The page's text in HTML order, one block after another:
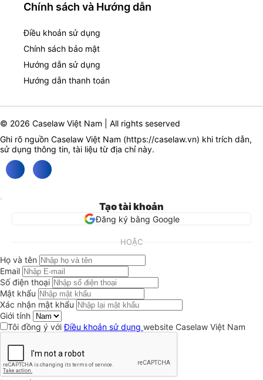
Chính sách và Hướng dẫn
Điều khoản sử dụng
Chính sách bảo mật
Hướng dẫn sử dụng
Hướng dẫn thanh toán
© 2026 Caselaw Việt Nam | All rights seserved
Ghi rõ nguồn Caselaw Việt Nam (https://caselaw.vn) khi trích dẫn,
sử dụng thông tin, tài liệu từ địa chỉ này.
Tạo tài khoản
Đăng ký bằng Google
HOẶC
Họ và tên
Email
Số điện thoại
Mật khẩu
Xác nhận mật khẩu
Giới tính
Tôi đồng ý vớiĐiều khoản sử dụng website Caselaw Việt Nam